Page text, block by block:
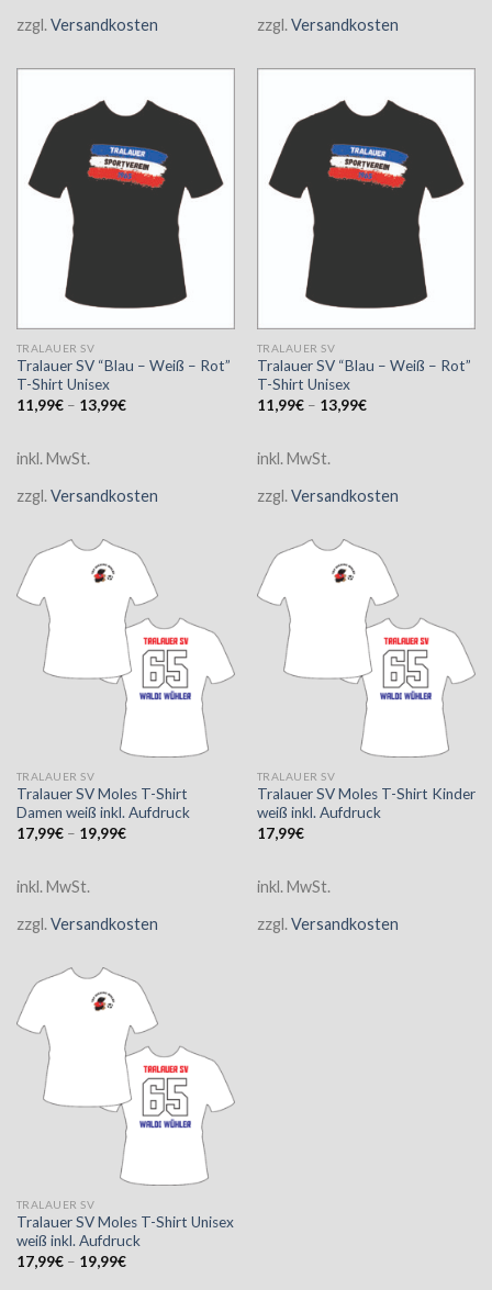
zzgl. Versandkosten zzgl. Versandkosten
TRALAUER SV
Tralauer SV “Blau – Weiß – Rot”
T-Shirt Unisex
11,99€– 13,99€
inkl. MwSt.
zzgl. Versandkosten
TRALAUER SV
Tralauer SV “Blau – Weiß – Rot”
T-Shirt Unisex
11,99€– 13,99€
inkl. MwSt.
zzgl. Versandkosten
TRALAUER SV
Tralauer SV Moles T-Shirt
Damen weiß inkl. Aufdruck
17,99€– 19,99€
inkl. MwSt.
zzgl. Versandkosten
TRALAUER SV
Tralauer SV Moles T-Shirt Kinder
weiß inkl. Aufdruck
17,99€
inkl. MwSt.
zzgl. Versandkosten
TRALAUER SV
Tralauer SV Moles T-Shirt Unisex
weiß inkl. Aufdruck
17,99€– 19,99€